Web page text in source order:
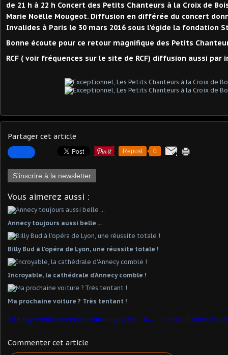
de 21 h à 22 h Concert des Petits Chanteurs à la Croix de
Marie Noëlle Mougeot. Diffusion en différée du concert
Invalides à Paris le 30 mars 2016 sous l'égide la fondation
Bonne écoute pour ce retour magnifique des Petits
RCF ( voir fréquences sur le site de RCF) diffusion aussi
Partager cet article
Repost 0
S'inscrire à la newsletter
Vous aimerez aussi :
Annecy toujours aussi belle ...
Billy Bud à l'opéra de Lyon, une réussite totale !
Incroyable, la cathédrale d'Annecy comble !
Ma prochaine voiture ? Très tentant !
Le jugement dernier (version Bruges) par J. Bosch
Commenter cet article